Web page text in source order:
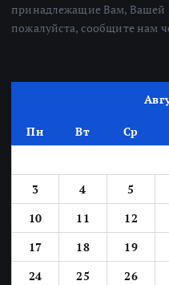
принадлежащие Вам,
пожалуйста, сообщите нам
Пн Вт Ср
3
4 5
10
11 12
17
18 19
24
25 26